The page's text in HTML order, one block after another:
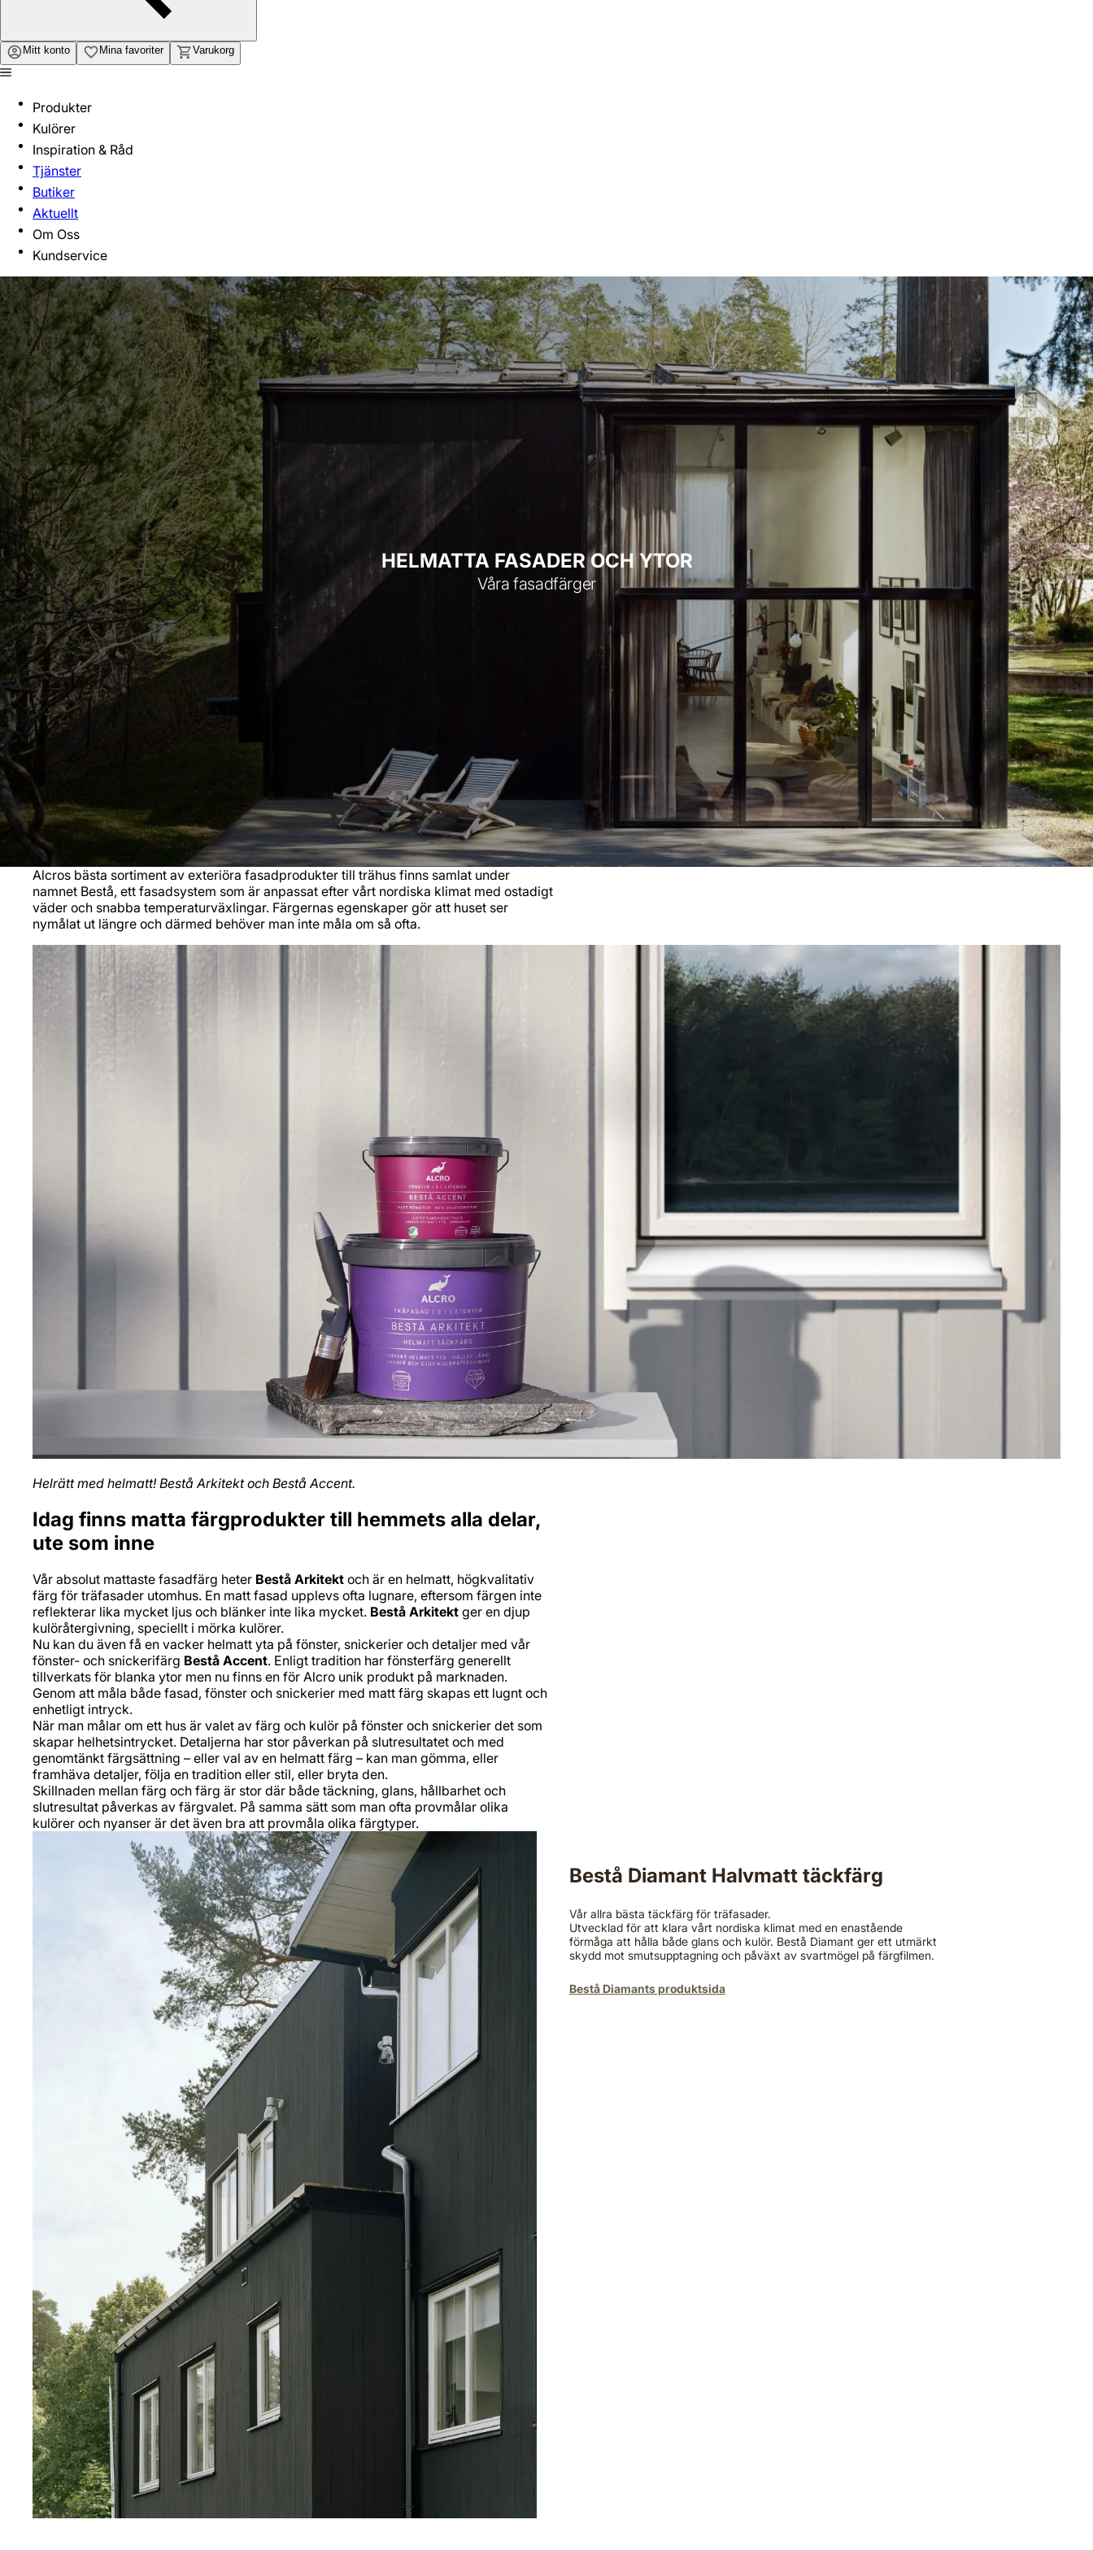
Mitt konto Mina favoriter Varukorg
Produkter
Kulörer
Inspiration & Råd
Tjänster
Butiker
Aktuellt
Om Oss
Kundservice
HELMATTA FASADER OCH YTOR
Våra fasadfärger
Alcros bästa sortiment av exteriöra fasadprodukter till trähus finns samlat under
namnet Bestå, ett fasadsystem som är anpassat efter vårt nordiska klimat med ostadigt
väder och snabba temperaturväxlingar. Färgernas egenskaper gör att huset ser
nymålat ut längre och därmed behöver man inte måla om så ofta.
Helrätt med helmatt! Bestå Arkitekt och Bestå Accent.
Idag finns matta färgprodukter till hemmets alla delar,
ute som inne
Vår absolut mattaste fasadfärg heter Bestå Arkitekt och är en helmatt, högkvalitativ
färg för träfasader utomhus. En matt fasad upplevs ofta lugnare, eftersom färgen inte
reflekterar lika mycket ljus och blänker inte lika mycket. Bestå Arkitekt ger en djup
kulöråtergivning, speciellt i mörka kulörer.
Nu kan du även få en vacker helmatt yta på fönster, snickerier och detaljer med vår
fönster- och snickerifärg Bestå Accent. Enligt tradition har fönsterfärg generellt
tillverkats för blanka ytor men nu finns en för Alcro unik produkt på marknaden.
Genom att måla både fasad, fönster och snickerier med matt färg skapas ett lugnt och
enhetligt intryck.
När man målar om ett hus är valet av färg och kulör på fönster och snickerier det som
skapar helhetsintrycket. Detaljerna har stor påverkan på slutresultatet och med
genomtänkt färgsättning – eller val av en helmatt färg – kan man gömma, eller
framhäva detaljer, följa en tradition eller stil, eller bryta den.
Skillnaden mellan färg och färg är stor där både täckning, glans, hållbarhet och
slutresultat påverkas av färgvalet. På samma sätt som man ofta provmålar olika
kulörer och nyanser är det även bra att provmåla olika färgtyper.
Bestå Diamant​ Halvmatt täckfärg
Vår allra bästa täckfärg för träfasader.​
Utvecklad för att klara vårt nordiska klimat med en enastående
förmåga att hålla både glans och kulör. Bestå Diamant ger ett utmärkt
skydd mot smutsupptagning och påväxt av svartmögel på färgfilmen.
Bestå Diamants produktsida​